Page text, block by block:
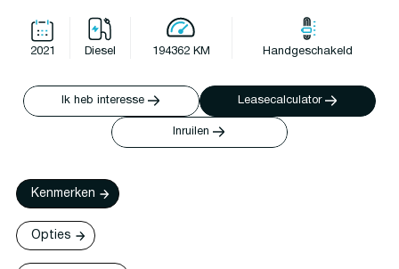
2021 Diesel 194362 KM Handgeschakeld
Ik heb interesse Leasecalculator
Inruilen
Kenmerken
Opties